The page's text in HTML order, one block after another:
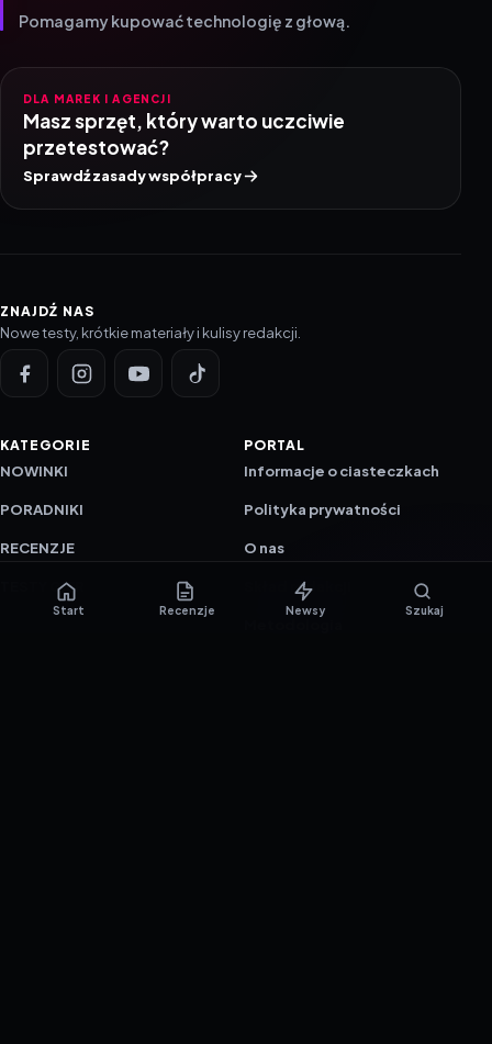
Pomagamy kupować technologię z głową.
DLA MAREK I AGENCJI
Masz sprzęt, który warto uczciwie
przetestować?
Sprawdź zasady współpracy
ZNAJDŹ NAS
Nowe testy, krótkie materiały i kulisy redakcji.
KATEGORIE
NOWINKI
PORADNIKI
RECENZJE
TESTY GIER
PORTAL
Informacje o ciasteczkach
Polityka prywatności
O nas
Skład redakcji
Start Recenzje Newsy Szukaj